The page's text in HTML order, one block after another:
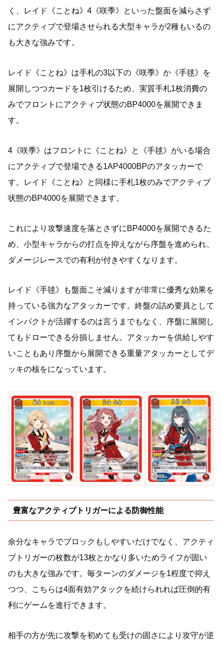
く、レイド《ことね》4《咲季》といった盤面を減らさず
にアクティブで登場させられる大型キャラが2種もいるの
も大きな強みです。
レイド《ことね》は手札の3以下の《咲季》か《手毬》を
展開しつつカードを1枚引けるため、実質手札1枚消費の
みでフロントにアクティブ状態のBP4000を展開できま
す。
4《咲季》はフロントに《ことね》と《手毬》がいる場合
にアクティブで登場できる1AP4000BPのアタッカーで
す。レイド《ことね》と同様に手札1枚のみでアクティブ
状態のBP4000を展開できます。
これにより攻撃速度を落とさずにBP4000を展開できるた
め、小型キャラからの打点を抑えながら序盤を進められ、
ダメージレースでの有利が付きやすくなります。
レイド《手毬》も盤面こそ減りますが非常に優秀な効果を
持っている強力なアタッカーです。終盤の詰め要員として
インパクトが活躍するのは言うまでもなく、序盤に展開し
てもドローできる分損しません。アタッカーを供給しやす
いこともあり序盤から展開できる重量アタッカーとしてデ
ッキの核をになっています。
豊富なアクティブトリガーによる防御性能
余分なキャラでブロックもしやすいだけでなく、アクティ
ブトリガーの枚数が13枚とかなり多いためライフが固い
のも大きな強みです。毎ターンのダメージを1程度で抑え
つつ、こちらは4面有効アタックを続けられれば圧倒的有
利にゲームを進行できます。
相手の方が先に攻撃を初めても受けの固さにより攻守が逆